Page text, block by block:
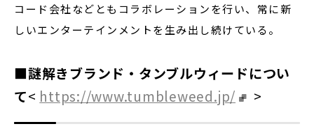
コード会社などともコラボレーションを行い、常に新
しいエンターテインメントを生み出し続けている。
■謎解きブランド・タンブルウィードについ
て< https://www.tumbleweed.jp/ >